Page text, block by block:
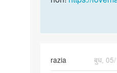
razia
बुध,